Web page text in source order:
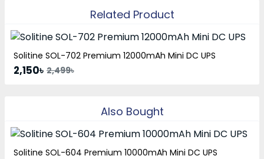
Related Product
Solitine SOL-702 Premium 12000mAh Mini DC UPS
2,150৳ 2,499৳
Also Bought
Solitine SOL-604 Premium 10000mAh Mini DC UPS